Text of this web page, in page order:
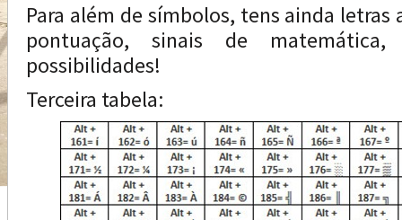
Para além de símbolos, tens ainda letras
pontuação, sinais de
possibilidades!
Terceira tabela: